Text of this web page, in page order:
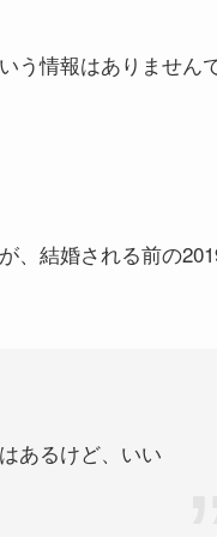
う情報はありません
、結婚される前の
あるけど、いい